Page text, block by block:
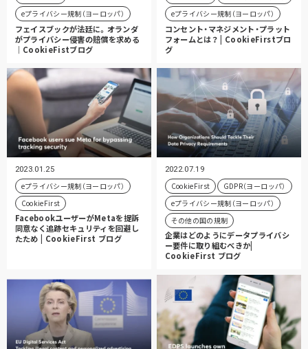
eプライバシー規制（ヨーロッパ）
フェイスブックが法廷に。オランダ
がプライバシー侵害の賠償を求める
｜CookieFistブログ
eプライバシー規制（ヨーロッパ）
コンセント・マネジメント・プラット
フォームとは？ | CookieFirstブロ
グ
2023.01.25
eプライバシー規制（ヨーロッパ）
CookieFirst
FacebookユーザーがMetaを提訴
同意なく追跡セキュリティを回避し
たため | CookieFirst ブログ
2022.07.19
CookieFirst
GDPR（ヨーロッパ）
eプライバシー規制（ヨーロッパ）
その他の国の規制
企業はどのようにデータプライバシ
ー要件に取り組むべきか|
CookieFirst ブログ